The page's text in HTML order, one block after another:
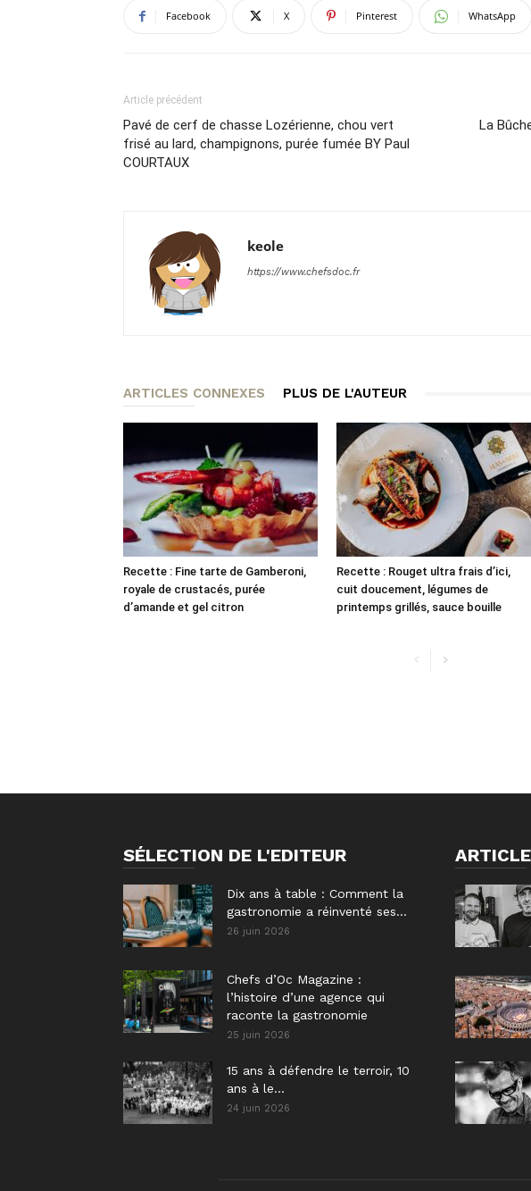
Facebook X Pinterest WhatsApp
Article précédent
Pavé de cerf de chasse Lozérienne, chou vert
frisé au lard, champignons, purée fumée BY Paul
COURTAUX
La
keole
https://www.chefsdoc.fr
ARTICLES CONNEXES PLUS DE L'AUTEUR
Recette : Fine tarte de Gamberoni,
royale de crustacés, purée
d’amande et gel citron
Recette : Rouget ultra frais d’ici,
cuit doucement, légumes de
printemps grillés, sauce bouille
SÉLECTION DE L'EDITEUR
Dix ans à table : Comment la
gastronomie a réinventé ses...
26 juin 2026
Chefs d’Oc Magazine :
l’histoire d’une agence qui
raconte la gastronomie
25 juin 2026
15 ans à défendre le terroir, 10
ans à le...
24 juin 2026